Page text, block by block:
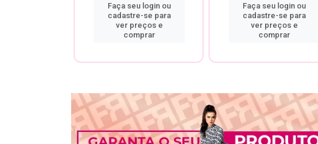
Faça seu login ou
cadastre-se para
ver preços e
comprar
Faça seu login ou
cadastre-se para
ver preços e
comprar